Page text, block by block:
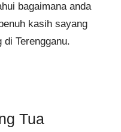
bagaimana anda
kasih sayang
Terengganu.
Tua